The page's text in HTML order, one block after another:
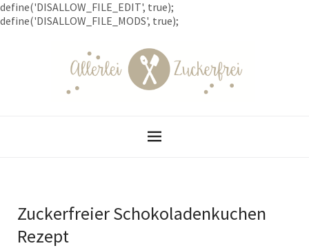
define('DISALLOW_FILE_EDIT', true);
define('DISALLOW_FILE_MODS', true);
Zuckerfreier Schokoladenkuchen
Rezept